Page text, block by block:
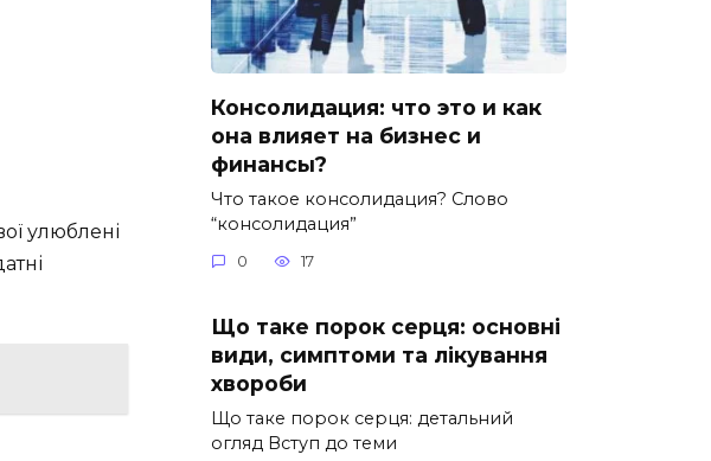
улюблені
Консолидация: что это и как
она влияет на бизнес и
финансы?
Что такое консолидация? Слово
“консолидация”
0 17
Що таке порок серця: основні
види, симптоми та лікування
хвороби
Що таке порок серця: детальний
огляд Вступ до теми